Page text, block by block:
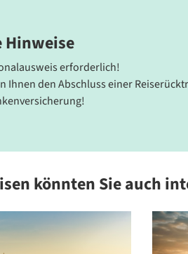
Hinweise
erforderlich!
Ihnen den Abschluss einer
könnten Sie auch